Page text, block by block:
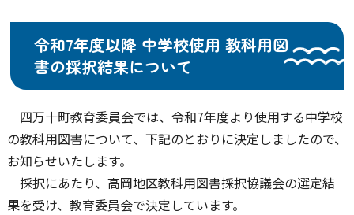
令和7年度以降 中学校使用 教科用図
書の採択結果について
四万十町教育委員会では、令和7年度より使用する中学校
の教科用図書について、下記のとおりに決定しましたので、
お知らせいたします。
採択にあたり、高岡地区教科用図書採択協議会の選定結
果を受け、教育委員会で決定しています。